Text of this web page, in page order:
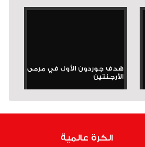
هدف جوردون الأول في مرمى
الأرجنتين
الكرة عالمية